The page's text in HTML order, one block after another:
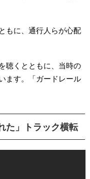
もに、通行人らが心配
聴くとともに、当時の
ます。「ガードレール
た」トラック横転